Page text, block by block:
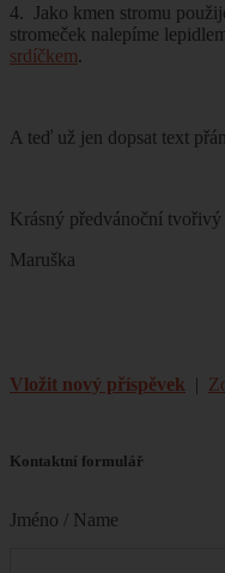
4. Jako kmen stromu
stromeček nalepíme
srdíčkem.
A teď už jen dopsat text
Krásný předvánoční tvořivý
Maruška
Vložit nový příspěvek |
Kontaktní formulář
Jméno / Name